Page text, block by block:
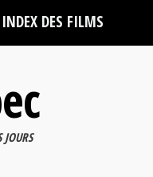
INDEX DES FILMS